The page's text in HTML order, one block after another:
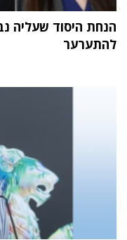
הנחת היסוד שעליה
להתערער